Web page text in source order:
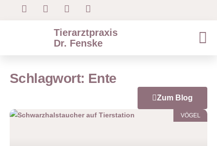
Tierarztpraxis
Dr. Fenske
Schlagwort: Ente
Zum Blog
VÖGEL